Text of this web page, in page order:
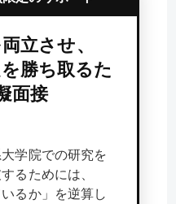
立させ、
勝ち取るた
面接
学院での研究を
るためには、
るか」を逆算し